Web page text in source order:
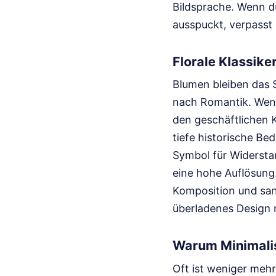
Bildsprache. Wenn
ausspuckt,
Florale
Blumen bleiben das
nach Romantik.
den geschäftlichen
tiefe historische
Symbol für
eine hohe
Komposition und
überladenes
Warum
Oft ist weniger